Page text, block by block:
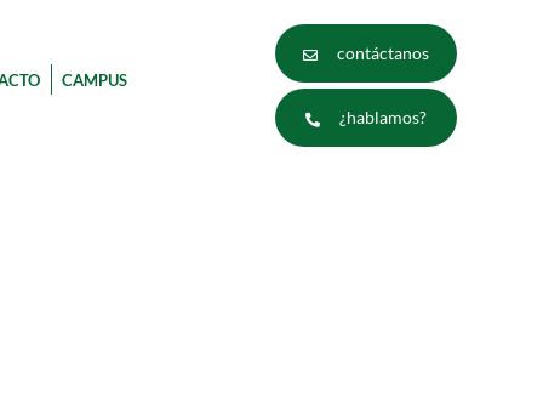
CAMPUS
contáctanos
¿hablamos?